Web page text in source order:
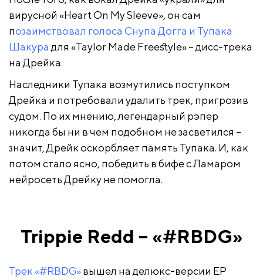
вирусной «Heart On My Sleeve», он сам
позаимствовал голоса Снупа Догга и Тупака
Шакурадля «Taylor Made Freestyle» – дисс-трека
на Дрейка.
Наследники Тупака возмутились поступком
Дрейка и потребовали удалить трек, пригрозив
судом. По их мнению, легендарный рэпер
никогда бы ни в чем подобном не засветился –
значит, Дрейк оскорбляет память Тупака. И, как
потом стало ясно, победить в бифе с Ламаром
нейросеть Дрейку не помогла.
Trippie Redd – «#RBDG»
Трек «#RBDG»вышел на делюкс-версии EP